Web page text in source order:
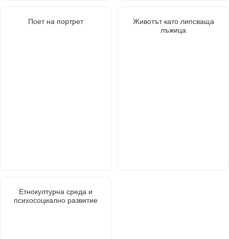
Поет на портрет
Животът като липсваща
лъжица
Етнокултурна среда и
психосоциално развитие